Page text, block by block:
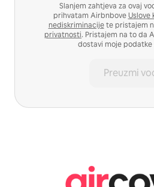
Slanjem zahtjeva za ovaj
prihvatam AirbnboveUslove
nediskriminacijete pristajem
privatnosti. Pristajem na to da
dostavi moje podatke
Preuzmi